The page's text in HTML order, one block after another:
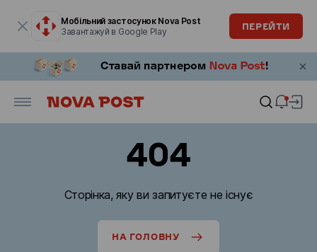
Мобільний застосунок Nova Post
Завантажуй в Google Play
ПЕРЕЙТИ
404
Сторінка, яку ви запитуєте не існує
НА ГОЛОВНУ